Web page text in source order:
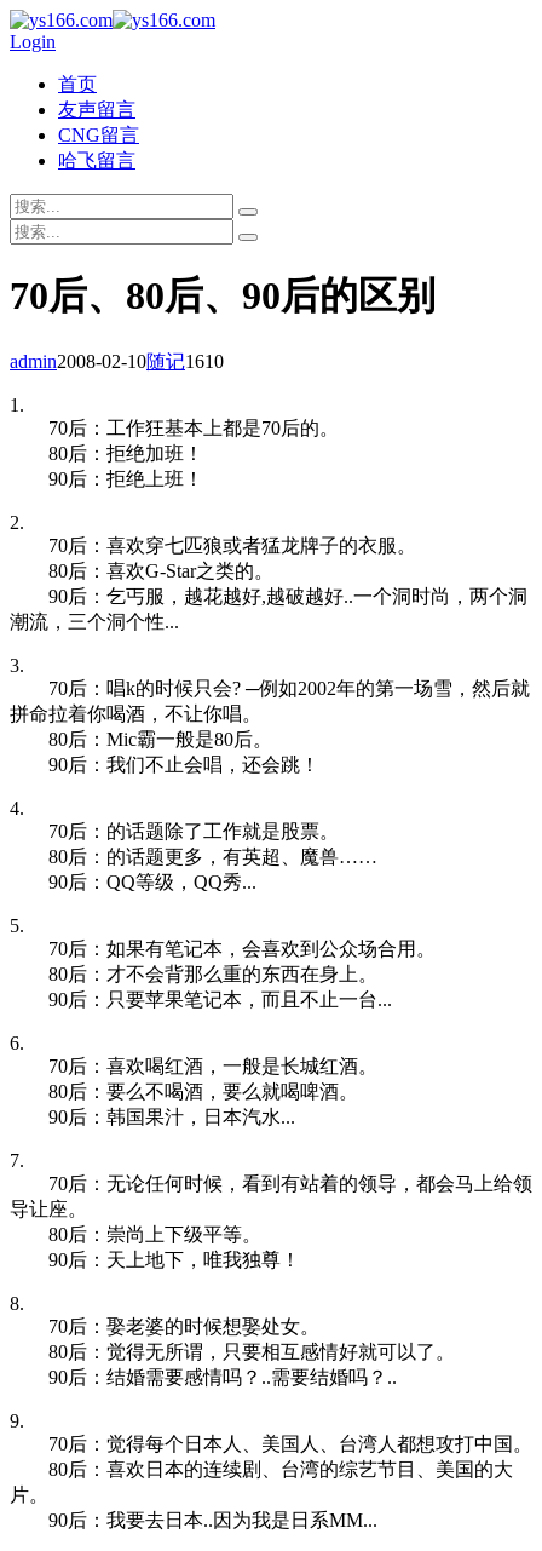
Login
首页
友声留言
CNG留言
哈飞留言
70后、80后、90后的区别
admin2008-02-10随记1610
1.
70后：工作狂基本上都是70后的。
80后：拒绝加班！
90后：拒绝上班！
2.
70后：喜欢穿七匹狼或者猛龙牌子的衣服。
80后：喜欢G-Star之类的。
90后：乞丐服，越花越好,越破越好..一个洞时尚，两个洞
潮流，三个洞个性...
3.
70后：唱k的时候只会? ─例如2002年的第一场雪，然后就
拼命拉着你喝酒，不让你唱。
80后：Mic霸一般是80后。
90后：我们不止会唱，还会跳！
4.
70后：的话题除了工作就是股票。
80后：的话题更多，有英超、魔兽……
90后：QQ等级，QQ秀...
5.
70后：如果有笔记本，会喜欢到公众场合用。
80后：才不会背那么重的东西在身上。
90后：只要苹果笔记本，而且不止一台...
6.
70后：喜欢喝红酒，一般是长城红酒。
80后：要么不喝酒，要么就喝啤酒。
90后：韩国果汁，日本汽水...
7.
70后：无论任何时候，看到有站着的领导，都会马上给领
导让座。
80后：崇尚上下级平等。
90后：天上地下，唯我独尊！
8.
70后：娶老婆的时候想娶处女。
80后：觉得无所谓，只要相互感情好就可以了。
90后：结婚需要感情吗？..需要结婚吗？..
9.
70后：觉得每个日本人、美国人、台湾人都想攻打中国。
80后：喜欢日本的连续剧、台湾的综艺节目、美国的大
片。
90后：我要去日本..因为我是日系MM...